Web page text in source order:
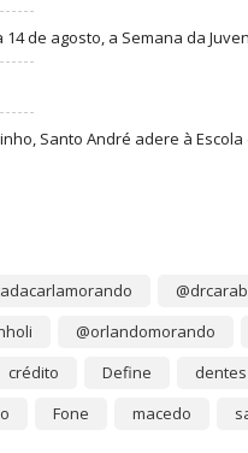
de agosto, a Semana da
Santo André adere à
@orlandomorando
crédito Define
dentes
Fone macedo